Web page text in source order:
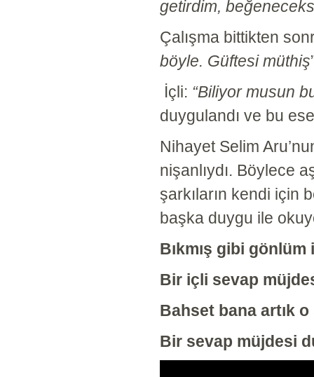
getirdim,
Çalışma bittikten
böyle. Güftesi müthiş
İçli: “Biliyor musun
duygulandı ve bu
Nihayet Selim
nişanlıydı. Böylece
şarkıların kendi için
başka duygu ile
Bıkmış gibi
Bir içli sevap
Bahset bana artık
Bir sevap müjdesi